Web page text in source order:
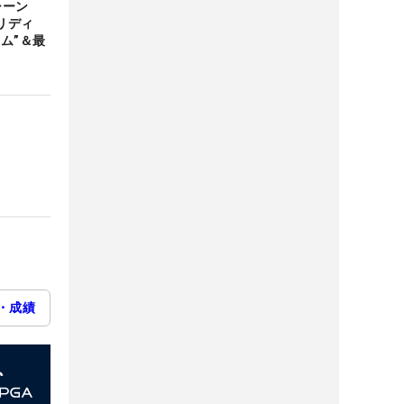
ン
ディ
”＆最
成績